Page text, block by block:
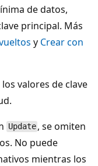
de datos,
principal. Más
y Crear con
valores de clave
Update , se omiten
No puede
mientras los